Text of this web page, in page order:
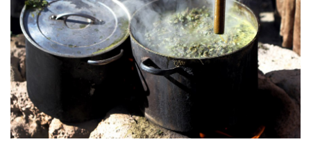
Pflanzenfarben
Mehr darüber